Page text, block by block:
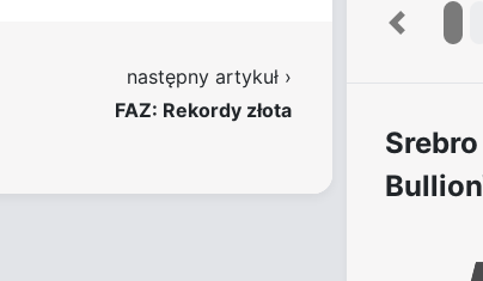
następny artykuł ›
FAZ: Rekordy złota
Previous